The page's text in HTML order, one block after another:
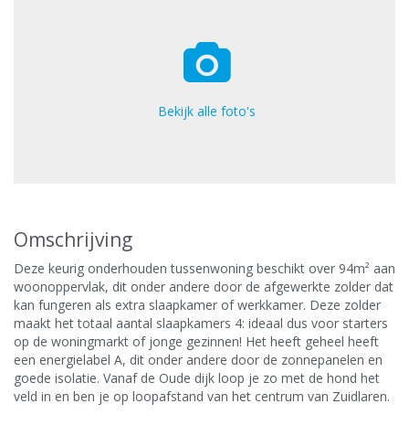
Bekijk alle foto's
Omschrijving
Deze keurig onderhouden tussenwoning beschikt over 94m² aan
woonoppervlak, dit onder andere door de afgewerkte zolder dat
kan fungeren als extra slaapkamer of werkkamer. Deze zolder
maakt het totaal aantal slaapkamers 4: ideaal dus voor starters
op de woningmarkt of jonge gezinnen! Het heeft geheel heeft
een energielabel A, dit onder andere door de zonnepanelen en
goede isolatie. Vanaf de Oude dijk loop je zo met de hond het
veld in en ben je op loopafstand van het centrum van Zuidlaren.